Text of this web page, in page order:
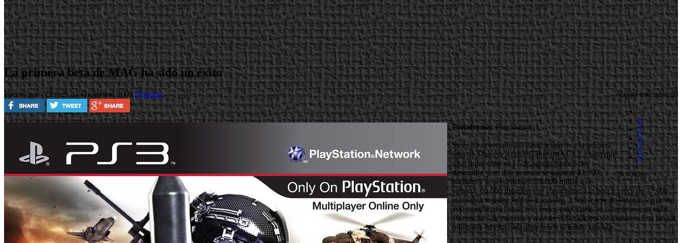
La primera beta de MAG ha sido un éxito
Escrito porViernes, 11 Diciembre 2009 Noticias Valora este artículo
1
2
3
4
5
(0 votos)
Plataforma:PlayStation 3
Sony ha desvelado los datos relativos a la primera
beta de Massive Action Game (MAG). La beta que
tuvo lugar entre el 17 de agosto hasta 5 de
diciembre y en este periodo se jugaron 42.000
partidas y se recorrieron 534.000 millas a la
semana, 65.000 jugadores se conectaron a la beta y cerca de 17.000
ascendieron hasta Jefe de Escuadra, 3.500 a Jefe de Pelotón y mas de
200 superaron el nivel 60. Todos estos datos se completan con unos
18 millones de muertes y más de 700 millones de disparos. Los mapas
utilizados en esta beta pertenecen al modo sabotaje.